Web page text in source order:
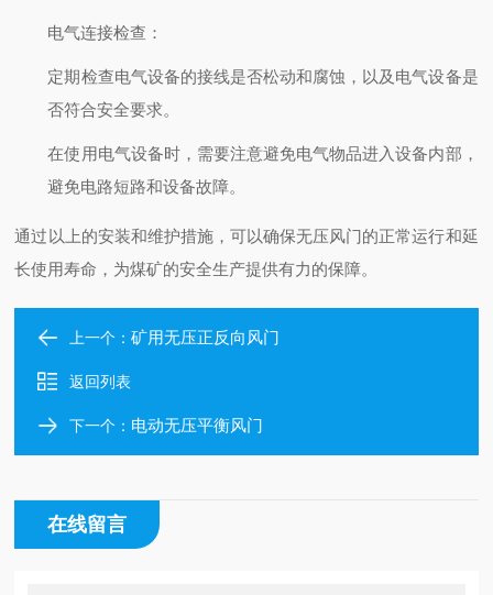
电气连接检查 ：
定期检查电气设备的接线是否松动和腐蚀，以及电气设备是
否符合安全要求。
在使用电气设备时，需要注意避免电气物品进入设备内部，
避免电路短路和设备故障。
通过以上的安装和维护措施，可以确保无压风门的正常运行和延
长使用寿命，为煤矿的安全生产提供有力的保障。
上一个：矿用无压正反向风门
返回列表
下一个： 电动无压平衡风门
在线留言